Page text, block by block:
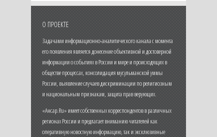
О ПРОЕКТЕ
Задачами информационно-аналитического канала с момента
его появления является донесение объективной и достоверной
информации о событиях в России и мире и происходящих в
обществе процессах, консолидация мусульманской уммы
России, выявление случаев дискриминации по религиозным
и национальным признакам, защита прав верующих.
«Ансар.Ru» имеет собственных корреспондентов в различных
регионах России и предлагает вниманию читателей как
оперативную новостную информацию, так и эксклюзивные